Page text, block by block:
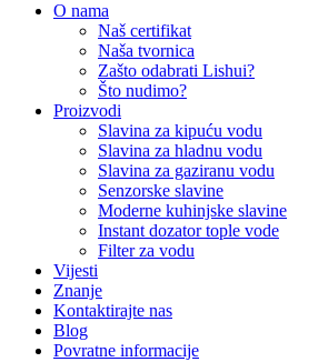
O nama
Naš certifikat
Naša tvornica
Zašto odabrati Lishui?
Što nudimo?
Proizvodi
Slavina za kipuću vodu
Slavina za hladnu vodu
Slavina za gaziranu vodu
Senzorske slavine
Moderne kuhinjske slavine
Instant dozator tople vode
Filter za vodu
Vijesti
Znanje
Kontaktirajte nas
Blog
Povratne informacije